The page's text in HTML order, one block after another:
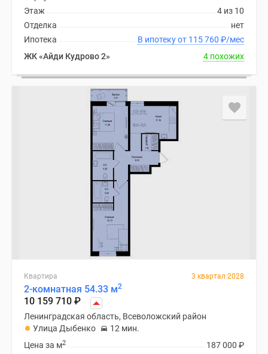
4 из 10
Этаж
нет
Отделка
В ипотеку от 115 760 ₽/мес
Ипотека
ЖК «Айди Кудрово 2»
4 похожих
Квартира 3 квартал 2028
2-комнатная 54.33 м2
10 159 710 ₽
Ленинградская область, Всеволожский район
Улица Дыбенко
12 мин.
187 000 ₽
Цена за м2